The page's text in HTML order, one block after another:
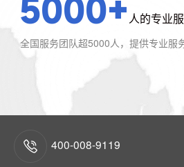
5000+人的专业
全国服务团队超5000人，提供专业服
400-008-9119